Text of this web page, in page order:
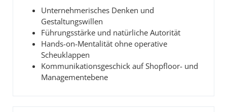
Unternehmerisches Denken und
Gestaltungswillen
Führungsstärke und natürliche Autorität
Hands-on-Mentalität ohne operative
Scheuklappen
Kommunikationsgeschick auf Shopfloor- und
Managementebene